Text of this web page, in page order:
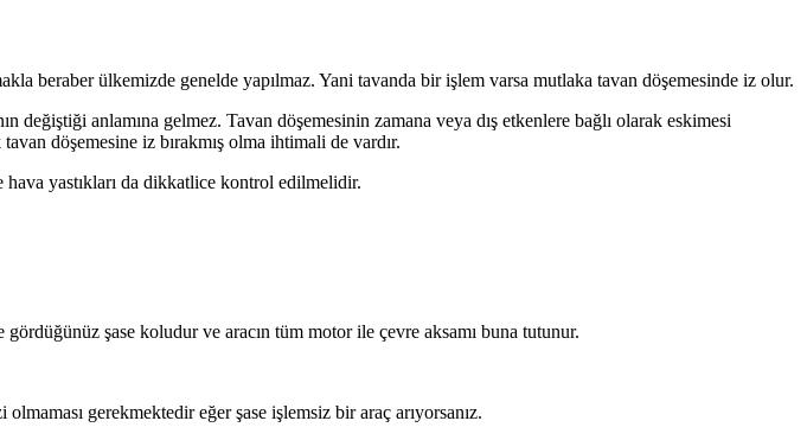
beraber ülkemizde genelde yapılmaz. Yani tavanda bir işlem varsa mutlaka tavan döşemesinde iz olur.
değiştiği anlamına gelmez. Tavan döşemesinin zamana veya dış etkenlere bağlı olarak eskimesi
döşemesine iz bırakmış olma ihtimali de vardır.
yastıkları da dikkatlice kontrol edilmelidir.
şase koludur ve aracın tüm motor ile çevre aksamı buna tutunur.
gerekmektedir eğer şase işlemsiz bir araç arıyorsanız.